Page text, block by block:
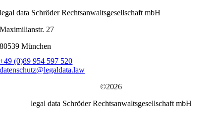
legal data Schröder Rechtsanwaltsgesellschaft mbH
Maximilianstr. 27
80539 München
+49 (0)89 954 597 520
datenschutz@legaldata.law
©2026
legal data Schröder Rechtsanwaltsgesellschaft mbH